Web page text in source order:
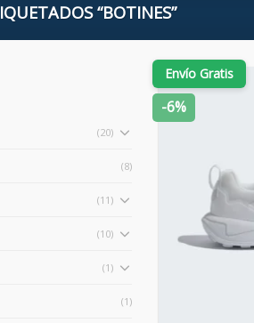
“BOTINES”
(20)
(8)
(11)
(10)
(1)
(1)
Envío Gratis
-6%